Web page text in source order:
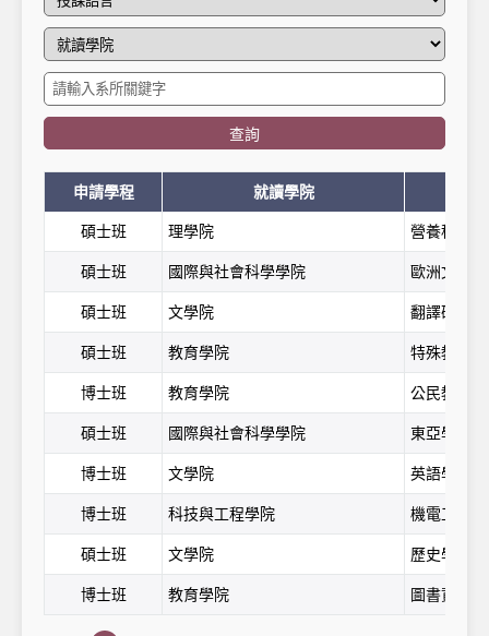
查詢
申請學程 就讀學院
碩士班 理學院 營養科學
碩士班 國際與社會科學學院 歐洲文化
碩士班 文學院 翻譯研究所
碩士班 教育學院 特殊教育
博士班 教育學院 公民教育
碩士班 國際與社會科學學院 東亞學系
博士班 文學院 英語學系
博士班 科技與工程學院 機電工程
碩士班 文學院 歷史學系
博士班 教育學院 圖書資訊